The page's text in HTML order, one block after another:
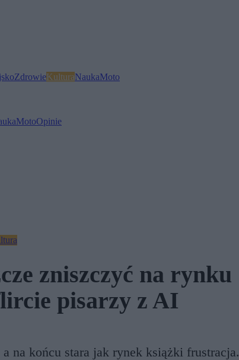
ZdrowieKulturaNaukaMoto
MotoOpinie
zniszczyć na rynku
pisarzy z AI
na końcu stara jak rynek książki frustracja.